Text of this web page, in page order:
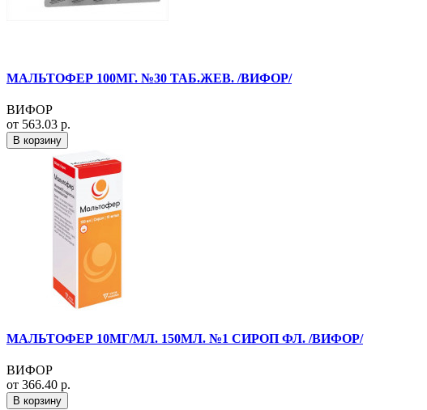
МАЛЬТОФЕР 100МГ. №30 ТАБ.ЖЕВ. /ВИФОР/
ВИФОР
от 563.03 р.
В корзину
МАЛЬТОФЕР 10МГ/МЛ. 150МЛ. №1 СИРОП ФЛ. /ВИФОР/
ВИФОР
от 366.40 р.
В корзину